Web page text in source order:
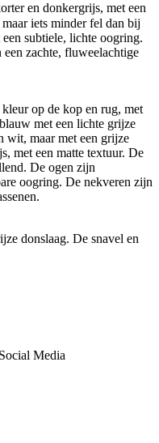
en donkergrijs, met een
iets minder fel dan bij
subtiele, lichte oogring.
zachte, fluweelachtige
op de kop en rug, met
met een lichte grijze
wit, maar met een grijze
met een matte textuur. De
De ogen zijn
oogring. De nekveren zijn
donslaag. De snavel en
Media